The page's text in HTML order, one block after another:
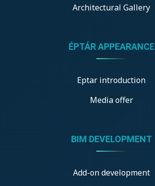
Architectural Gallery
ÉPTÁR APPEARANCE
Eptar introduction
Media offer
BIM DEVELOPMENT
Add-on development